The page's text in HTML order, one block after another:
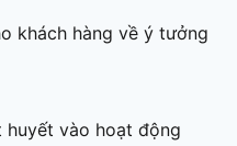
khách hàng về ý tưởng
huyết vào hoạt động